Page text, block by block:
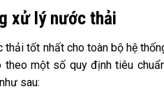
xử lý nước thải
tốt nhất cho toàn bộ hệ
theo một số quy định tiêu
sau: